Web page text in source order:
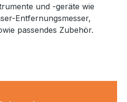
und -geräte wie
Entfernungsmesser,
passendes Zubehör.